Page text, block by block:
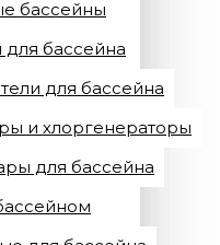
бассейны
бассейна
для бассейна
и хлоргенераторы
для бассейна